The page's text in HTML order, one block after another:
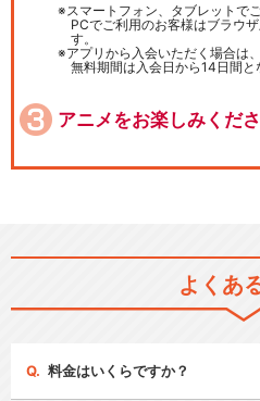
スマートフォン、タブレットで
PCでご利用のお客様はブラウ
す。
アプリから入会いただく場合は
無料期間は入会日から14日間と
アニメをお楽しみくだ
よくあ
料金はいくらですか？